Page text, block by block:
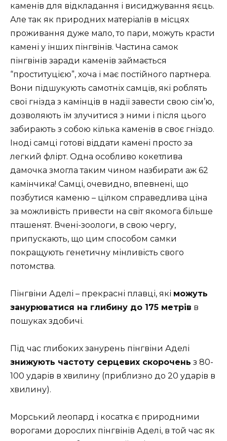
каменів для відкладання і висиджування яєць.
Але так як природних матеріалів в місцях
проживання дуже мало, то пари, можуть красти
камені у інших пінгвінів. Частина самок
пінгвінів заради каменів займається
“проституцією”, хоча і має постійного партнера.
Вони підшукують самотніх самців, які роблять
свої гнізда з камінців в надії завести свою сім’ю,
дозволяють їм злучитися з ними і після цього
забирають з собою кілька каменів в своє гніздо.
Іноді самці готові віддати камені просто за
легкий флірт. Одна особливо кокетлива ​​
дамочка змогла таким чином назбирати аж 62
камінчика! Самці, очевидно, впевнені, що
позбутися каменю – цілком справедлива ціна
за можливість привести на світ якомога більше
пташенят. Вчені-зоологи, в свою чергу,
припускають, що цим способом самки
покращують генетичну мінливість свого
потомства.
Пінгвіни Аделі – прекрасні плавці, які можуть
занурюватися на глибину до 175 метрів в
пошуках здобичі.
Під час глибоких занурень пінгвіни Аделі
знижують частоту серцевих скорочень з 80-
100 ударів в хвилину (приблизно до 20 ударів в
хвилину).
Морський леопард і косатка є природними
ворогами дорослих пінгвінів Аделі, в той час як